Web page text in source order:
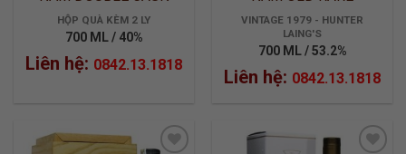
LIMITED EDITION
HỘP QUÀ KÈM 2 LY
700 ML / 40%
Liên hệ: 0842.13.1818
VINTAGE 1979 - HUNTER
LAING'S
700 ML / 53.2%
Liên hệ: 0842.13.1818